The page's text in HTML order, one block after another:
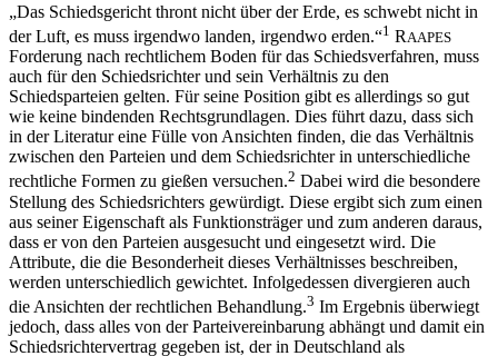
der Luft, es muss irgendwo landen, irgendwo erden.“1RAAPES
Forderung nach rechtlichem Boden für das Schiedsverfahren, muss
auch für den Schiedsrichter und sein Verhältnis zu den
Schiedsparteien gelten. Für seine Position gibt es allerdings so gut
wie keine bindenden Rechtsgrundlagen. Dies führt dazu, dass sich
in der Literatur eine Fülle von Ansichten finden, die das Verhältnis
zwischen den Parteien und dem Schiedsrichter in unterschiedliche
rechtliche Formen zu gießen versuchen.2Dabei wird die besondere
Stellung des Schiedsrichters gewürdigt. Diese ergibt sich zum einen
aus seiner Eigenschaft als Funktionsträger und zum anderen daraus,
dass er von den Parteien ausgesucht und eingesetzt wird. Die
Attribute, die die Besonderheit dieses Verhältnisses beschreiben,
werden unterschiedlich gewichtet. Infolgedessen divergieren auch
die Ansichten der rechtlichen Behandlung.3Im Ergebnis überwiegt
jedoch, dass alles von der Parteivereinbarung abhängt und damit ein
Schiedsrichtervertrag gegeben ist, der in Deutschland als
materiellrechtlicher Vertrag anzusehen ist.4Der ebenfalls gegebenen